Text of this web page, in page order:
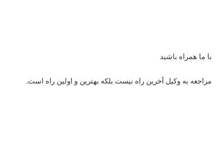
با ما همراه باشید
مراجعه به وکیل آخرین راه نیست بلکه بهترین و اولین راه است.